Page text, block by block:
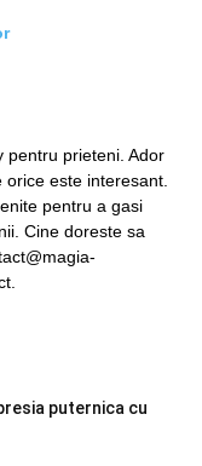
pentru prieteni. Ador
este interesant.
pentru a gasi
Cine doreste sa
puternica cu